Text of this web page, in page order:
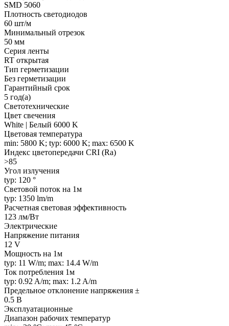
SMD 5060
Плотность светодиодов
60 шт/м
Минимальный отрезок
50 мм
Серия ленты
RT открытая
Тип герметизации
Без герметизации
Гарантийный срок
5 год(а)
Светотехнические
Цвет свечения
White | Белый 6000 K
Цветовая температура
min: 5800 K; typ: 6000 K; max: 6500 K
Индекс цветопередачи CRI (Ra)
>85
Угол излучения
typ: 120 °
Световой поток на 1м
typ: 1350 lm/m
Расчетная световая эффективность
123 лм/Вт
Электрические
Напряжение питания
12 V
Мощность на 1м
typ: 11 W/m; max: 14.4 W/m
Ток потребления 1м
typ: 0.92 A/m; max: 1.2 A/m
Предельное отклонение напряжения ±
0.5 В
Эксплуатационные
Диапазон рабочих температур